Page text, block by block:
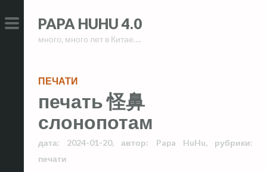
to
PRIMARY
to
PAPA HUHU 4.0
много, много лет в Китае….
ПЕЧАТИ
печать 怪鼻
слонопотам
дата: 2024-01-20, автор: Papa HuHu,рубрики:
печати